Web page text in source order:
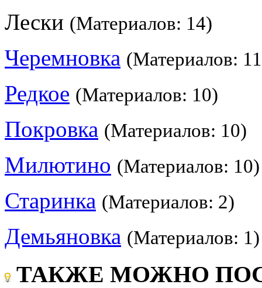
Лески (Материалов: 14)
Черемновка (Материалов:
Редкое (Материалов: 10)
Покровка (Материалов: 10)
Милютино (Материалов: 10)
Старинка (Материалов: 2)
Демьяновка (Материалов: 1)
ТАКЖЕ МОЖНО